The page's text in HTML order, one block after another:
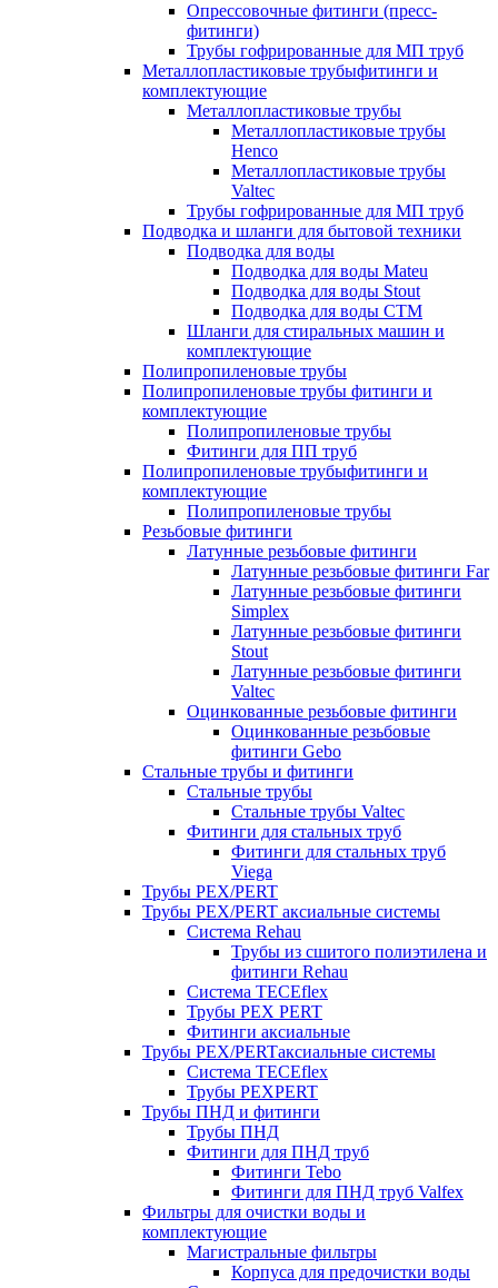
Опрессовочные фитинги (пресс-
фитинги)
Трубы гофрированные для МП труб
Металлопластиковые трубыфитинги и
комплектующие
Металлопластиковые трубы
Металлопластиковые трубы
Henco
Металлопластиковые трубы
Valtec
Трубы гофрированные для МП труб
Подводка и шланги для бытовой техники
Подводка для воды
Подводка для воды Mateu
Подводка для воды Stout
Подводка для воды СТМ
Шланги для стиральных машин и
комплектующие
Полипропиленовые трубы
Полипропиленовые трубы фитинги и
комплектующие
Полипропиленовые трубы
Фитинги для ПП труб
Полипропиленовые трубыфитинги и
комплектующие
Полипропиленовые трубы
Резьбовые фитинги
Латунные резьбовые фитинги
Латунные резьбовые фитинги Far
Латунные резьбовые фитинги
Simplex
Латунные резьбовые фитинги
Stout
Латунные резьбовые фитинги
Valtec
Оцинкованные резьбовые фитинги
Оцинкованные резьбовые
фитинги Gebo
Стальные трубы и фитинги
Стальные трубы
Стальные трубы Valtec
Фитинги для стальных труб
Фитинги для стальных труб
Viega
Трубы PEX/PERT
Трубы PEX/PERT аксиальные системы
Система Rehau
Трубы из сшитого полиэтилена и
фитинги Rehau
Система TECEflex
Трубы PEX PERT
Фитинги аксиальные
Трубы PEX/PERTаксиальные системы
Система TECEflex
Трубы PEXPERT
Трубы ПНД и фитинги
Трубы ПНД
Фитинги для ПНД труб
Фитинги Tebo
Фитинги для ПНД труб Valfex
Фильтры для очистки воды и
комплектующие
Магистральные фильтры
Корпуса для предочистки воды